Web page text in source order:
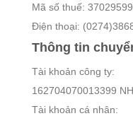
Mã số thuế:
Điện thoại:
Thông tin
Tài khoản công ty:
162704070013399
Tài khoản cá nhân: